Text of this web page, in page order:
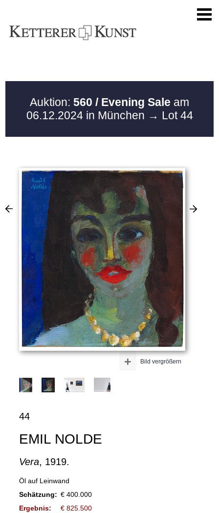
Auktion: 560 / Evening Sale am
06.12.2024 in München → Lot 44
Bild vergrößern
+
44
EMIL NOLDE
Vera, 1919.
Öl auf Leinwand
Schätzung: € 400.000
Ergebnis:
€ 825.500